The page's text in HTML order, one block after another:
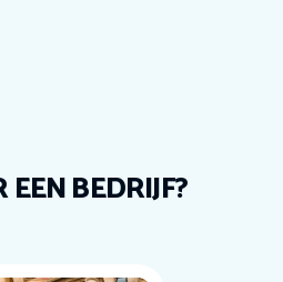
BEDRIJF?